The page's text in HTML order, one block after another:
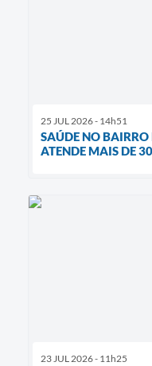
25 JUL 2026 - 14h51
SAÚDE NO
ATENDE MAIS DE
23 JUL 2026 - 11h25